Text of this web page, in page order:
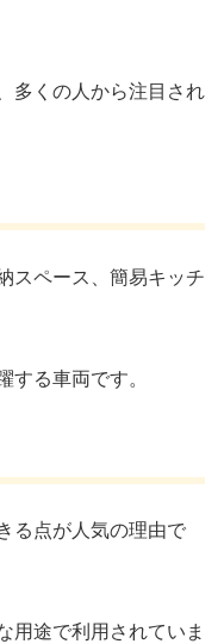
多くの人から注目され
スペース、簡易キッチ
する車両です。
る点が人気の理由で
用途で利用されていま